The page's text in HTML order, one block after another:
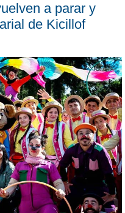
a parar y
de Kicillof